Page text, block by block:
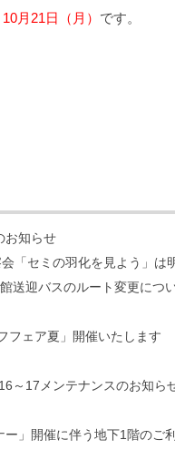
10月21日（月） です。
お知らせ
「セミの羽化を見よう」は
送迎バスのルート変更につ
フェア夏」開催いたします
～17メンテナンスのお知ら
ー」開催に伴う地下1階のご